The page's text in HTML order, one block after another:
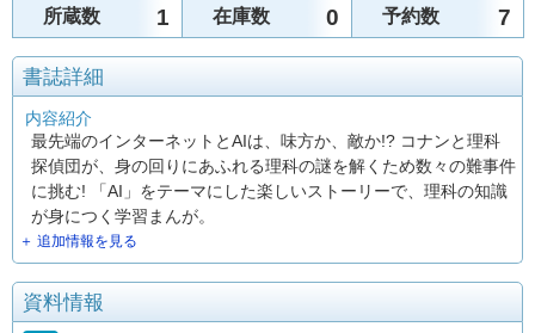
所蔵数 1 在庫数 0 予約数 7
書誌詳細
内容紹介
最先端のインターネットとAIは、味方か、敵か!? コナンと理科
探偵団が、身の回りにあふれる理科の謎を解くため数々の難事件
に挑む! 「AI」をテーマにした楽しいストーリーで、理科の知識
が身につく学習まんが。
＋ 追加情報を見る
資料情報